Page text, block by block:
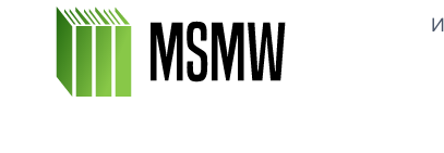
Перейти
содержимому